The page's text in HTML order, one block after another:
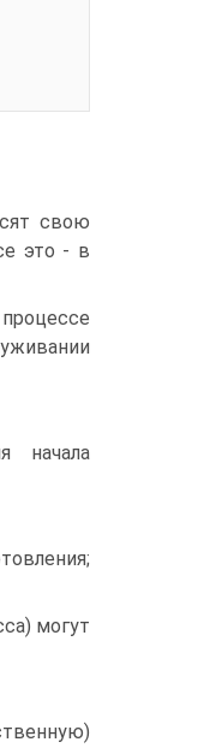
свою
это - в
начала
могут